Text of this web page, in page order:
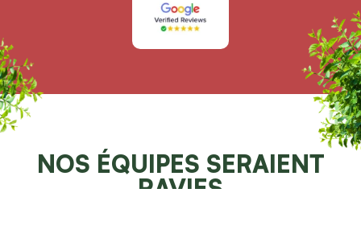
NOS ÉQUIPES SERAIENT
RAVIES